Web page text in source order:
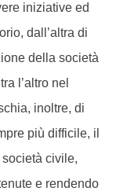
iniziative ed
dall’altra di
della società
l’altro nel
inoltre, di
più difficile, il
civile,
e rendendo